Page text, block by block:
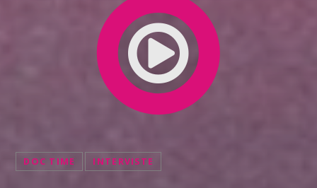
DOC TIME INTERVISTE